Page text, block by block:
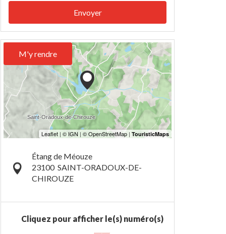
Envoyer
M'y rendre
Étang de Méouze
23100 SAINT-ORADOUX-DE-
CHIROUZE
Cliquez pour afficher le(s) numéro(s)